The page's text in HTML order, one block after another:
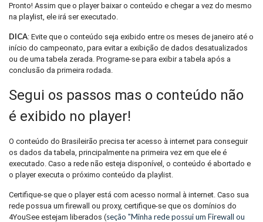
Pronto! Assim que o player baixar o conteúdo e chegar a vez do mesmo
na playlist, ele irá ser executado.
DICA: Evite que o conteúdo seja exibido entre os meses de janeiro até o
início do campeonato, para evitar a exibição de dados desatualizados
ou de uma tabela zerada. Programe-se para exibir a tabela após a
conclusão da primeira rodada.
Segui os passos mas o conteúdo não
é exibido no player!
O conteúdo do Brasileirão precisa ter acesso à internet para conseguir
os dados da tabela, principalmente na primeira vez em que ele é
executado. Caso a rede não esteja disponível, o conteúdo é abortado e
o player executa o próximo conteúdo da playlist.
Certifique-se que o player está com acesso normal à internet. Caso sua
rede possua um firewall ou proxy, certifique-se que os domínios do
4YouSee estejam liberados (seção "Minha rede possui um Firewall ou